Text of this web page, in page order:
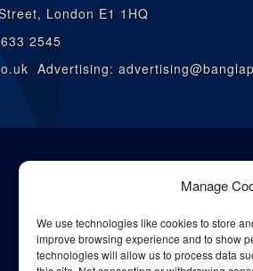
Manage
We use technologies like cookies to store
improve browsing experience and to show
technologies will allow us to process data
London E1 1HQ
2545
Advertising: